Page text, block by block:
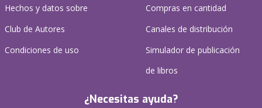
Hechos y datos sobre
Club de Autores
Condiciones de uso
Compras en cantidad
Canales de distribución
Simulador de publicación
de libros
¿Necesitas ayuda?